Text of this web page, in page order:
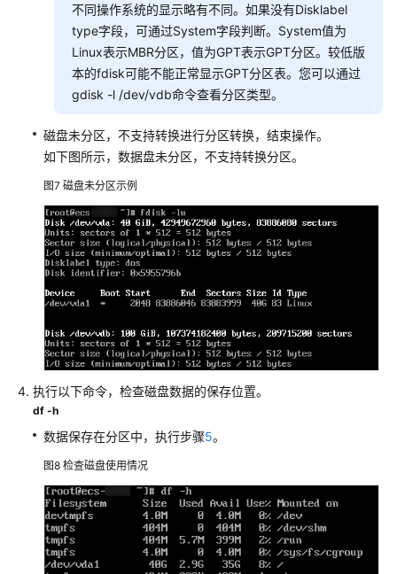
管
理
标
签
镜
像
源
理
无
法
访
问
网
部
署
的
网
站/
不同操作系统的显示略有不同。如果没有Disklabel
type字段，可通过System字段判断。System值为
Linux表示MBR分区，值为GPT表示GPT分区。较低版
本的fdisk可能不能正常显示GPT分区表。您可以通过
gdisk -l /dev/vdb命令查看分区类型。
磁盘未分区，不支持转换进行分区转换，结束操作。
如下图所示，数据盘未分区，不支持转换分区。
图7 磁盘未分区示例
执行以下命令，检查磁盘数据的保存位置。
df -h
数据保存在分区中，执行步骤5。
图8 检查磁盘使用情况